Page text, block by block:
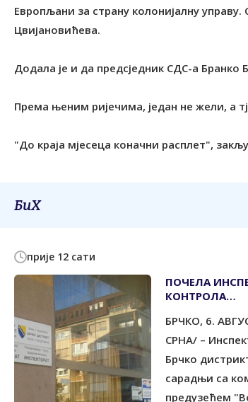
Европљани за страну колонијалну
Цвијановићева.
Додала је и да предсједник СДС-а
Према њеним ријечима, један не жели, а
"До краја мјесеца коначни расплет",
БиХ
прије 12 сати
ПОЧЕЛА
КОНTРОЛА
ПОTРОШЊЕ
БРЧКО, 6.
СРНА/ –
Брчко
сарадњи са
предузећем